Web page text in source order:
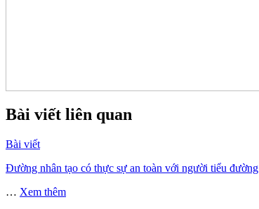
Bài viết liên quan
Bài viết
Đường nhân tạo có thực sự an toàn với người tiểu đường
… Xem thêm